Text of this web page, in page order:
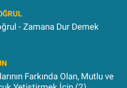
- Zamana Dur Demek
Farkında Olan, Mutlu ve